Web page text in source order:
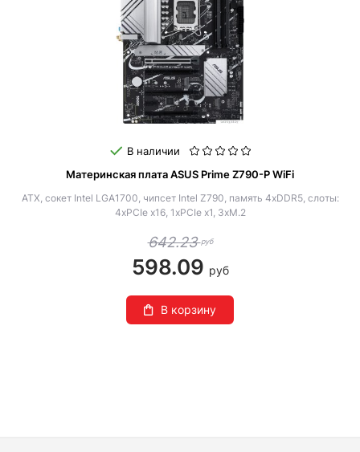
В наличии
Материнская плата ASUS Prime Z790-P WiFi
ATX, сокет Intel LGA1700, чипсет Intel Z790, память 4xDDR5, слоты:
4xPCIe x16, 1xPCIe x1, 3xM.2
642.23руб
598.09 руб
В корзину